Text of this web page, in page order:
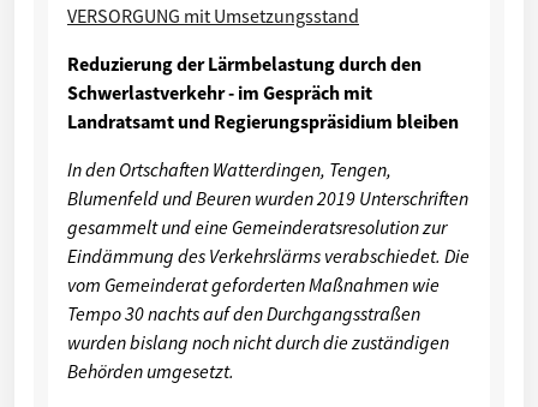
VERSORGUNG mit Umsetzungsstand
Reduzierung der Lärmbelastung durch den
Schwerlastverkehr - im Gespräch mit
Landratsamt und Regierungspräsidium bleiben
In den Ortschaften Watterdingen, Tengen,
Blumenfeld und Beuren wurden 2019 Unterschriften
gesammelt und eine Gemeinderatsresolution zur
Eindämmung des Verkehrslärms verabschiedet. Die
vom Gemeinderat geforderten Maßnahmen wie
Tempo 30 nachts auf den Durchgangsstraßen
wurden bislang noch nicht durch die zuständigen
Behörden umgesetzt.